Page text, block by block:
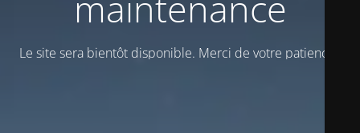
Le site sera bientôt disponible. Merci de votre patience !